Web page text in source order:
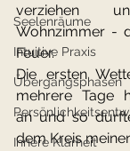
Seelenräume
Intuitive Praxis
Übergangsphasen
Innere Klarheit
verziehen
Wohnzimmer -
Feuer.
Die ersten
mehrere Tage
an und so
dem Kreis